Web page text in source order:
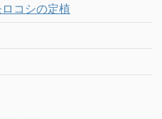
コシの定植